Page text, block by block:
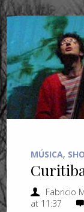
MÚSICA,
Fabricio
at 11:37